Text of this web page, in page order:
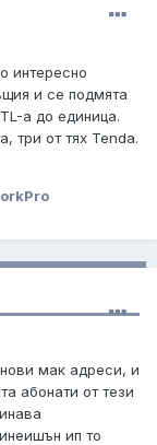
интересно
и се подмята
а до единица.
три от тях Tenda.
мак адреси, и
абонати от тези
ип то